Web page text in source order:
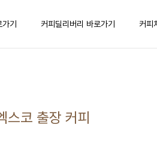
기 커피딜리버리 바로가기 커피
코 출장 커피